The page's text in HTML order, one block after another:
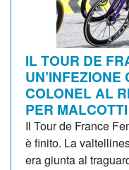
IL TOUR DE
COLONEL AL
PER MALCOTTI
Il Tour de France
è finito. La
era giunta al